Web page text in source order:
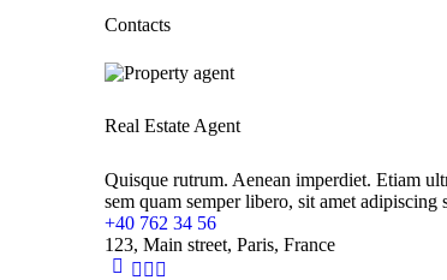
Contacts
Real Estate Agent
Quisque rutrum. Aenean imperdiet. Etiam
sem quam semper libero, sit amet adipiscing
+40 762 34 56
123, Main street, Paris, France